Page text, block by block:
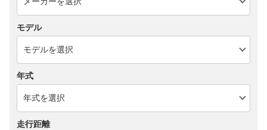
モデル
年式
走行距離